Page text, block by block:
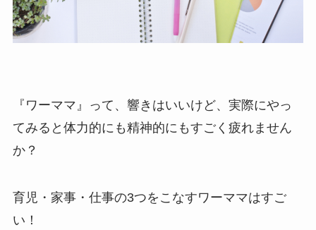
『ワーママ』って、響きはいいけど、実際にやっ
てみると体力的にも精神的にもすごく疲れません
か？
育児・家事・仕事の3つをこなすワーママはすご
い！